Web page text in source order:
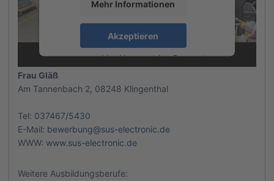
Mehr Informationen
Akzeptieren
powered byUsercentrics Consent
S & S Electronic GmbH
Elektroniker/-in für Betriebstechnik (m/w/d)
Frau Gläß
Am Tannenbach 2, 08248 Klingenthal
Tel: 037467/5430
E-Mail: bewerbung@sus-electronic.de
WWW: www.sus-electronic.de
Weitere Ausbildungsberufe: